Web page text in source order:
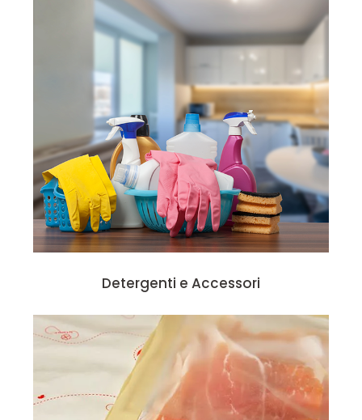
Detergenti e Accessori